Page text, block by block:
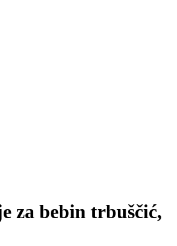
za bebin trbuščić,